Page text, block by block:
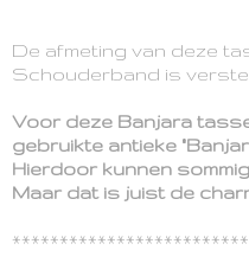
De afmeting van deze
Schouderband is
Voor deze Banjara
gebruikte antieke
Hierdoor kunnen
Maar dat is juist de